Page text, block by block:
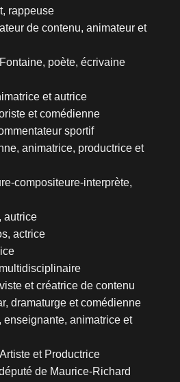
rappeuse
de contenu, animateur et
poète, écrivaine
et autrice
et comédienne
sportif
animatrice, productrice et
compositeure-interprète,
autrice
actrice
et créatrice de contenu
dramaturge et comédienne
enseignante, animatrice et
et Productrice
de Maurice-Richard